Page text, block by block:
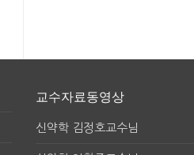
교수자료동영상
신약학 김정호교수님